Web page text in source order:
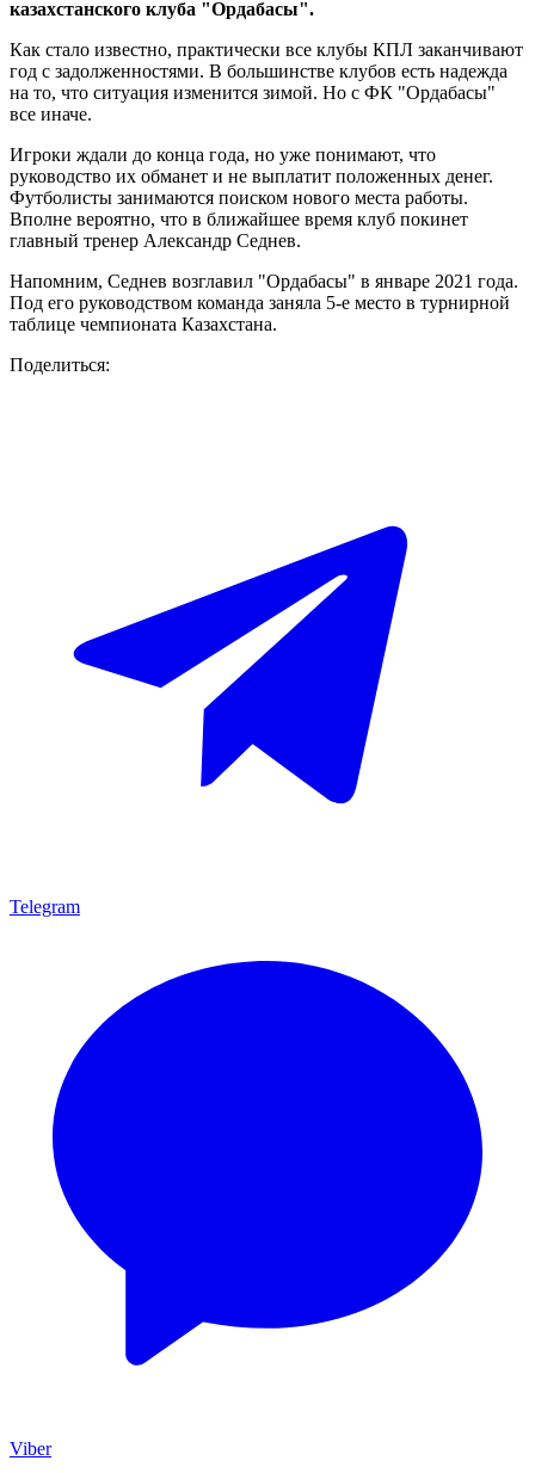
казахстанского клуба "Ордабасы".
Как стало известно, практически все клубы КПЛ заканчивают
год с задолженностями. В большинстве клубов есть надежда
на то, что ситуация изменится зимой. Но с ФК "Ордабасы"
все иначе.
Игроки ждали до конца года, но уже понимают, что
руководство их обманет и не выплатит положенных денег.
Футболисты занимаются поиском нового места работы.
Вполне вероятно, что в ближайшее время клуб покинет
главный тренер Александр Седнев.
Напомним, Седнев возглавил "Ордабасы" в январе 2021 года.
Под его руководством команда заняла 5-е место в турнирной
таблице чемпионата Казахстана.
Поделиться:
Telegram
Viber